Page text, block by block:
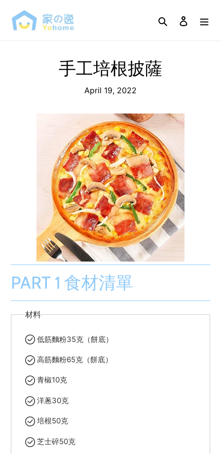
content
Search Log in
手工培根披薩
April 19, 2022
PART 1 食材清單
材料
低筋麵粉35克（餅底）
高筋麵粉65克（餅底）
青椒10克
洋蔥30克
培根50克
芝士碎50克